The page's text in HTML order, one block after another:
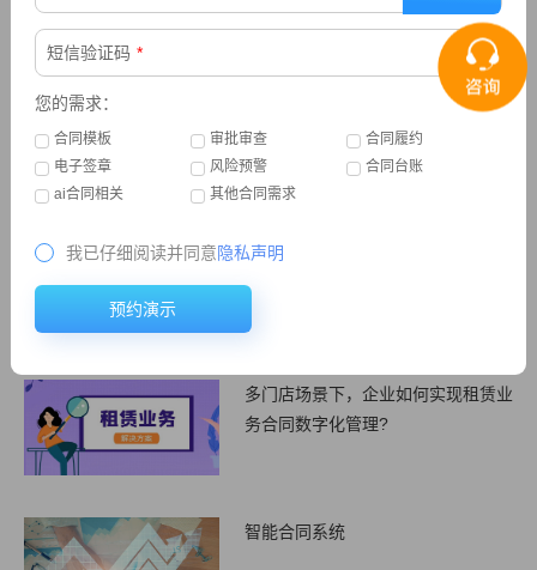
门店租赁行业怎样管理合同
2 医疗器械行业 | 合同管理解决方案重磅来袭!
法务如何防范合同管理中的风险
4 合同收付款管理软件 推荐
多门店场景下，企业如何实现租赁业
务合同数字化管理?
智能合同系统
短信验证码 *
您的需求：
合同模板 审批审查
合同履约
电子签章
风险预警
合同台账
ai合同相关
其他合同需求
我已仔细阅读并同意隐私声明
预约演示